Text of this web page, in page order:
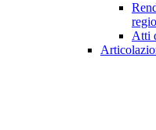
Atti